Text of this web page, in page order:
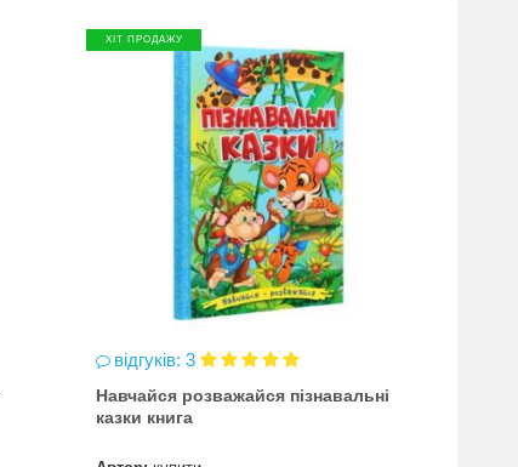
ХІТ ПРОДАЖУ
відгуків: 3
Навчайся розважайся пізнавальні
казки книга